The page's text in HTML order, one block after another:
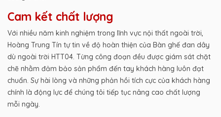
Cam kết chất lượng
Với nhiều năm kinh nghiệm trong lĩnh vực nội thất ngoài trời,
Hoàng Trung Tín tự tin về độ hoàn thiện của Bàn ghế đan dây
dù ngoài trời HTT04. Từng công đoạn đều được giám sát chặt
chẽ nhằm đảm bảo sản phẩm đến tay khách hàng luôn đạt
chuẩn. Sự hài lòng và những phản hồi tích cực của khách hàng
chính là động lực để chúng tôi tiếp tục nâng cao chất lượng
mỗi ngày.